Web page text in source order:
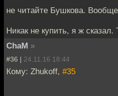
не читайте Бушкова.
Никак не купить, я ж сказал.
ChaM »
#36 | 24.11.16 18:44
Кому: Zhukoff, #35